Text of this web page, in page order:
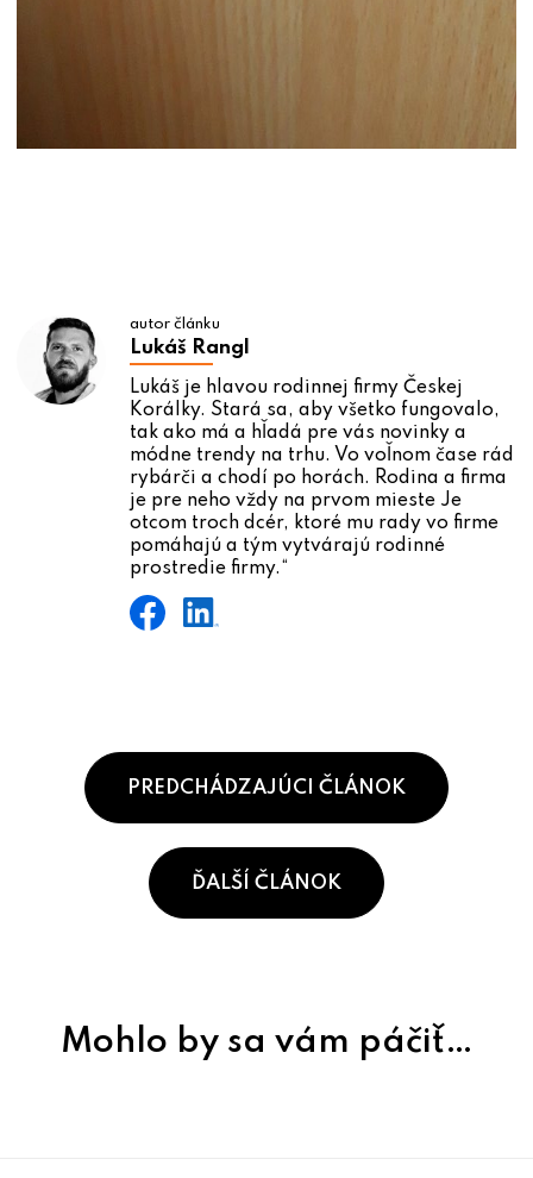
autor článku
Lukáš Rangl
Lukáš je hlavou rodinnej firmy Českej
Korálky. Stará sa, aby všetko fungovalo,
tak ako má a hľadá pre vás novinky a
módne trendy na trhu. Vo voľnom čase rád
rybárči a chodí po horách. Rodina a firma
je pre neho vždy na prvom mieste Je
otcom troch dcér, ktoré mu rady vo firme
pomáhajú a tým vytvárajú rodinné
prostredie firmy.“
PREDCHÁDZAJÚCI ČLÁNOK
ĎALŠÍ ČLÁNOK
Mohlo by sa vám páčiť…